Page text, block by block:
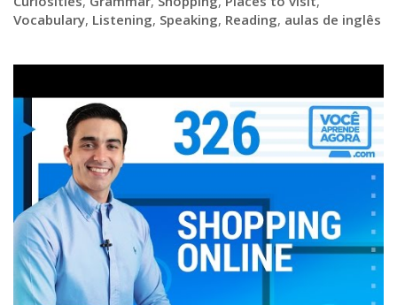
Vocabulary, Listening, Speaking, Reading, aulas de inglês